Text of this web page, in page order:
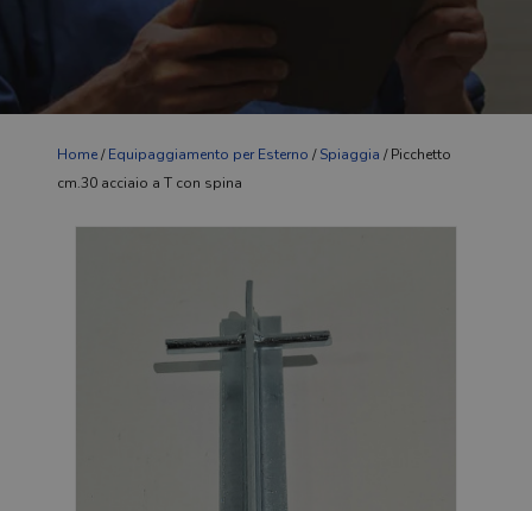
Home/Equipaggiamento per Esterno /Spiaggia / Picchetto
cm.30 acciaio a T con spina